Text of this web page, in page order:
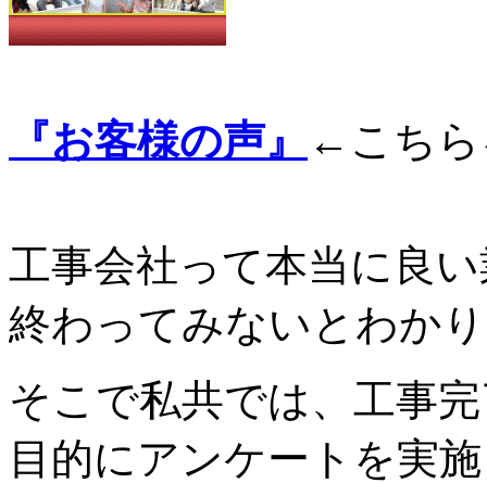
『お客様の声』 ←こちら
工事会社って本当に良
終わってみないとわか
そこで私共では、工事
目的にアンケートを実